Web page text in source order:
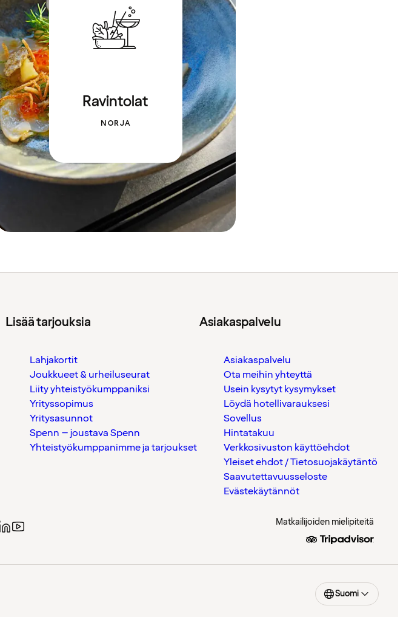
Ravintolat
NORJA
Lisää tarjouksia
Lahjakortit
Joukkueet & urheiluseurat
Liity yhteistyökumppaniksi
Yrityssopimus
Yritysasunnot
Spenn – joustava Spenn
Yhteistyökumppanimme ja tarjoukset
Asiakaspalvelu
Asiakaspalvelu
Ota meihin yhteyttä
Usein kysytyt kysymykset
Löydä hotellivarauksesi
Sovellus
Hintatakuu
Verkkosivuston käyttöehdot
Yleiset ehdot / Tietosuojakäytäntö
Saavutettavuusseloste
Evästekäytännöt
Matkailijoiden mielipiteitä
Suomi